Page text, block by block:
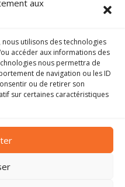
aux
utilisons des technologies
accéder aux informations des
nous permettra de
de navigation ou les ID
ou de retirer son
sur certaines caractéristiques
surWikipedia
PARIS